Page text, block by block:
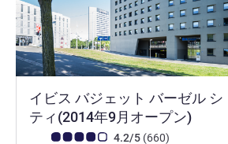
イビス バジェット バーゼル シ
ティ(2014年9月オープン)
お客さまの声 (確認済みレビュー アコー
4.2/5 (660件のレビュー
)